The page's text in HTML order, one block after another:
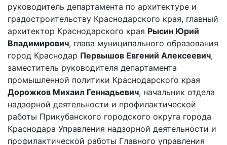
руководитель департамента по архитектуре и
градостроительству Краснодарского края, главный
архитектор Краснодарского края Рысин Юрий
Владимирович, глава муниципального образования
город Краснодар Первышов Евгений Алексеевич,
заместитель руководителя департамента
промышленной политики Краснодарского края
Дорожков Михаил Геннадьевич, начальник отдела
надзорной деятельности и профилактической
работы Прикубанского городского округа города
Краснодара Управления надзорной деятельности и
профилактической работы Главного управления